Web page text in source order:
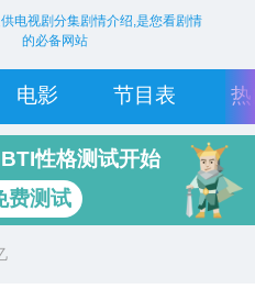
电视剧分集剧情介绍,是您看剧情
的必备网站
电影 节目表
性格测试开始
费测试